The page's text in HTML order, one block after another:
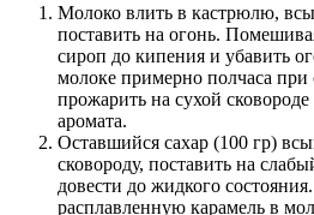
Молоко влить в кастрюлю,
поставить на огонь.
сироп до кипения и убавить
молоке примерно полчаса
прожарить на сухой
аромата.
Оставшийся сахар (100 гр)
сковороду, поставить на
довести до жидкого
расплавленную карамель в